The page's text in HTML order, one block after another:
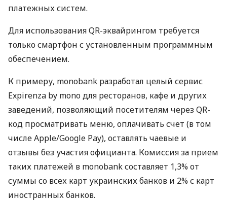
платежных систем.
Для использования QR-эквайрингом требуется
только смартфон с установленным программным
обеспечением.
К примеру, monobank разработал целый сервис
Expirenza by mono для ресторанов, кафе и других
заведений, позволяющий посетителям через QR-
код просматривать меню, оплачивать счет (в том
числе Apple/Google Pay), оставлять чаевые и
отзывы без участия официанта. Комиссия за прием
таких платежей в monobank составляет 1,3% от
суммы со всех карт украинских банков и 2% с карт
иностранных банков.